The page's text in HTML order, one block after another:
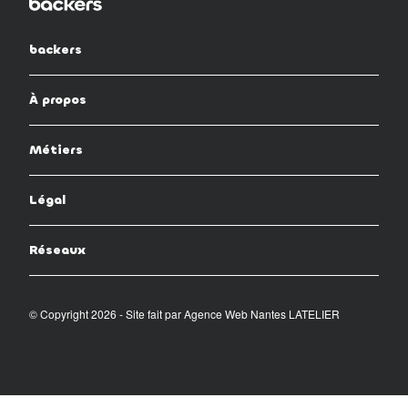
backers
À propos
Métiers
Légal
Réseaux
© Copyright 2026 - Site fait parAgence Web Nantes LATELIER